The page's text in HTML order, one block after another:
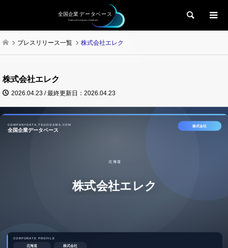
検索
プレスリリース一覧 株式会社エレク
株式会社エレク
2026.04.23 / 最終更新日：2026.04.23